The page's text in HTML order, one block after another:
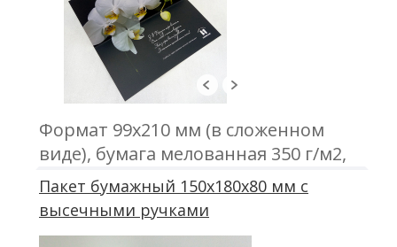
Формат 99х210 мм (в сложенном
виде), бумага мелованная 350 г/м2,
печать цветная, ламинация,
выборочный УФ-лак.
Пакет бумажный 150х180х80 мм с
высечными ручками